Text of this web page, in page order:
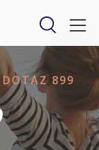
DOTAZ 899